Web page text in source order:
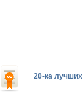
20-ка лучших